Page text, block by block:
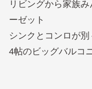
リビングから家族
ーゼット
シンクとコンロが
4帖のビッグバルコ